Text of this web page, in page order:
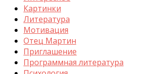
Картинки
Литература
Мотивация
Отец Мартин
Приглашение
Программная литература